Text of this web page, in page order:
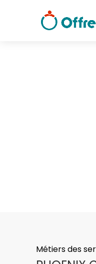
Métiers des